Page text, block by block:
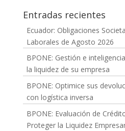
Entradas recientes
Ecuador: Obligaciones
Laborales de Agosto 2026
BPONE: Gestión e
la liquidez de su empresa
BPONE: Optimice sus
con logística inversa
BPONE: Evaluación de
Proteger la Liquidez